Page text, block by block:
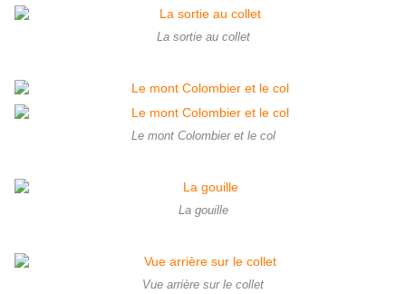
La sortie au collet
Le mont Colombier et le col
La gouille
Vue arrière sur le collet